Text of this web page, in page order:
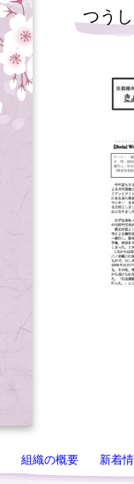
つう
組織の概要 新着